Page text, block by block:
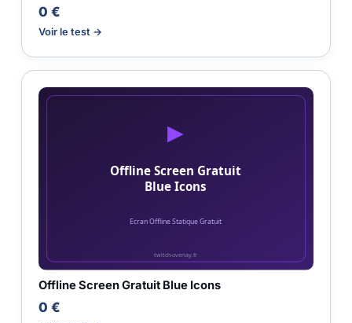
0 €
Voir le test →
Offline Screen Gratuit Blue Icons
0 €